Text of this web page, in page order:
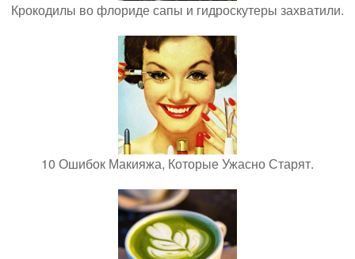
Крокодилы во флориде сапы и гидроскутеры захватили.
10 Ошибок Макияжа, Которые Ужасно Старят.